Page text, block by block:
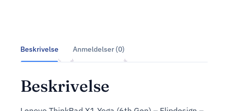
Beskrivelse Anmeldelser (0)
Beskrivelse